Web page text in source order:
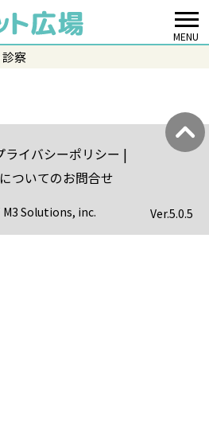
MENU
診察
ライバシーポリシー
ついてのお問合せ
Solutions, inc. Ver.5.0.5